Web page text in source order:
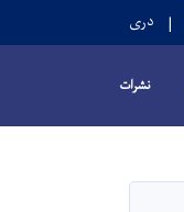
دری
نشرات